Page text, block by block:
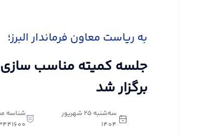
به ریاست معاون فرماندار البرز؛
جلسه کمیته مناسب سازی
برگزار شد
سه‌شنبه 25 شهریور
1404
شناسه